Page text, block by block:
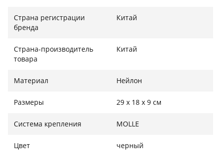
Благодаря качественному исполнению и отличному
Характеристики:
Водонепроницаемый;
Цвет: черный ;
Материал: нейлон;
Регулируемый плечевой ремень;
Страна регистрации
бренда
Китай
Страна-производитель
товара
Китай
Материал Нейлон
Размеры 29 х 18 х 9 см
Система крепления MOLLE
Цвет черный